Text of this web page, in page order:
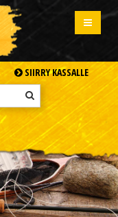
SIIRRY KASSALLE